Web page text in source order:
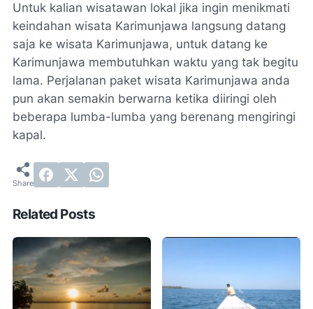
Untuk kalian wisatawan lokal jika ingin menikmati
keindahan wisata Karimunjawa langsung datang
saja ke wisata Karimunjawa, untuk datang ke
Karimunjawa membutuhkan waktu yang tak begitu
lama. Perjalanan paket wisata Karimunjawa anda
pun akan semakin berwarna ketika diiringi oleh
beberapa lumba-lumba yang berenang mengiringi
kapal.
Related Posts